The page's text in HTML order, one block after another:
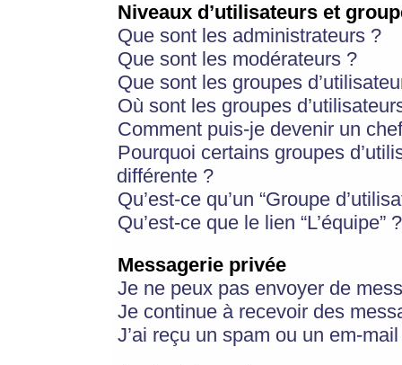
Niveaux d’utilisateurs et
Que sont les administrateurs ?
Que sont les modérateurs ?
Que sont les groupes
Où sont les groupes
Comment puis-je devenir un
Pourquoi certains groupes
différente ?
Qu’est-ce qu’un “Groupe
Qu’est-ce que le lien “L’équipe” ?
Messagerie privée
Je ne peux pas envoyer de
Je continue à recevoir des
J’ai reçu un spam ou un em-